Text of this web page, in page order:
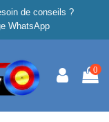
de conseils ?
WhatsApp
0